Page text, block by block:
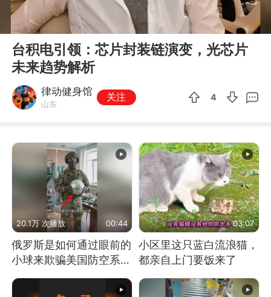
00:00 08:34
台积电引领：芯片封装链演变，光芯片
未来趋势解析
律动健身馆
山东
关注 4
20.1万 次播放 00:44
俄罗斯是如何通过眼前的
小球来欺骗美国防空系统
的
03:07
小区里这只蓝白流浪猫，
都亲自上门要饭来了